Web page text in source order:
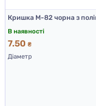
Кришка М-82 чорна з
В наявності
7.50 ₴
Діаметр